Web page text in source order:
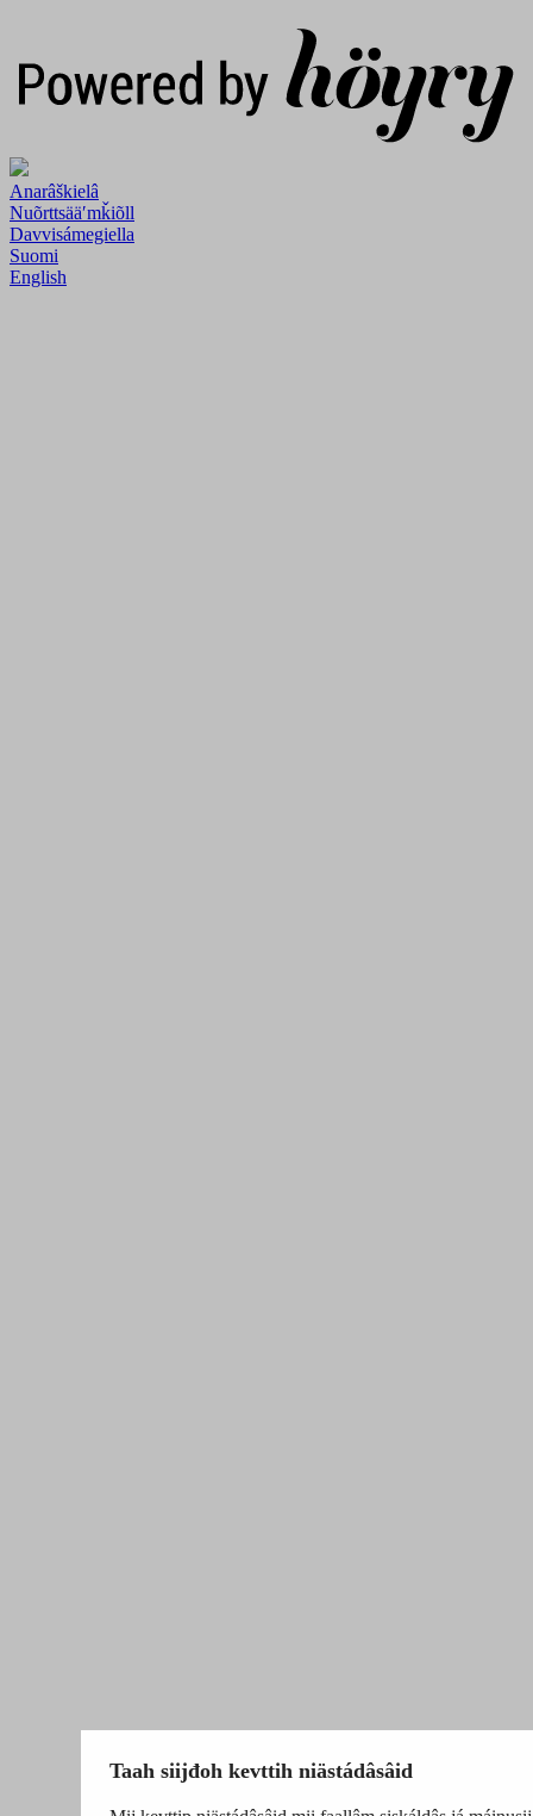
Taah siijđoh kevttih niästádâsâid
Anarâškielâ
Nuõrttsääʹmǩiõll
Davvisámegiella
Suomi
English